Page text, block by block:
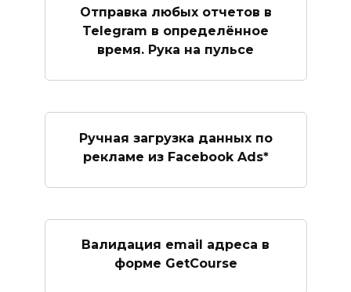
Отправка любых отчетов в
Telegram в определённое
время. Рука на пульсе
Ручная загрузка данных по
рекламе из Facebook Ads*
Валидация email адреса в
форме GetCourse